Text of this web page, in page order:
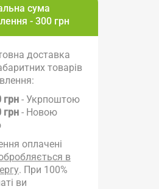
сума
- 300 грн
доставка
товарів
грн - Укрпоштою
грн - Новою
оплачені
в
. При 100%
ви